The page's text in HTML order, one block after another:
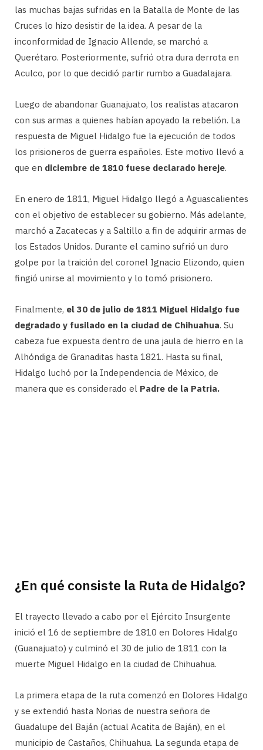
las muchas bajas sufridas en la Batalla de Monte de las
Cruces lo hizo desistir de la idea. A pesar de la
inconformidad de Ignacio Allende, se marchó a
Querétaro. Posteriormente, sufrió otra dura derrota en
Aculco, por lo que decidió partir rumbo a Guadalajara.
Luego de abandonar Guanajuato, los realistas atacaron
con sus armas a quienes habían apoyado la rebelión. La
respuesta de Miguel Hidalgo fue la ejecución de todos
los prisioneros de guerra españoles. Este motivo llevó a
que en diciembre de 1810 fuese declarado hereje.
En enero de 1811, Miguel Hidalgo llegó a Aguascalientes
con el objetivo de establecer su gobierno. Más adelante,
marchó a Zacatecas y a Saltillo a fin de adquirir armas de
los Estados Unidos. Durante el camino sufrió un duro
golpe por la traición del coronel Ignacio Elizondo, quien
fingió unirse al movimiento y lo tomó prisionero.
Finalmente, el 30 de julio de 1811 Miguel Hidalgo fue
degradado y fusilado en la ciudad de Chihuahua. Su
cabeza fue expuesta dentro de una jaula de hierro en la
Alhóndiga de Granaditas hasta 1821. Hasta su final,
Hidalgo luchó por la Independencia de México, de
manera que es considerado el Padre de la Patria.
¿En qué consiste la Ruta de Hidalgo?
El trayecto llevado a cabo por el Ejército Insurgente
inició el 16 de septiembre de 1810 en Dolores Hidalgo
(Guanajuato) y culminó el 30 de julio de 1811 con la
muerte Miguel Hidalgo en la ciudad de Chihuahua.
La primera etapa de la ruta comenzó en Dolores Hidalgo
y se extendió hasta Norias de nuestra señora de
Guadalupe del Baján (actual Acatita de Baján), en el
municipio de Castaños, Chihuahua. La segunda etapa de